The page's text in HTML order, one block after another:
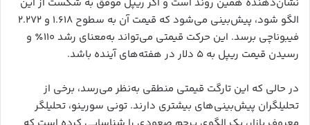
الگو شود، پیش‌بینی می‌شود که قیمت آن به سطوح ۱.۶۱۸ و ۲.۲۷۲
فیبوناچی برسد. این حرکت قیمتی می‌تواند به‌معنای رشد ۱۱۰٪ و
رسیدن قیمت ریپل به ۵ دلار در هفته‌های آینده باشد.
در حالی که این تارگت قیمتی منطقی به‌نظر می‌رسد، برخی از
تحلیلگران پیش‌بینی‌های بیشتری دارند. تونی سورینو، تحلیلگر